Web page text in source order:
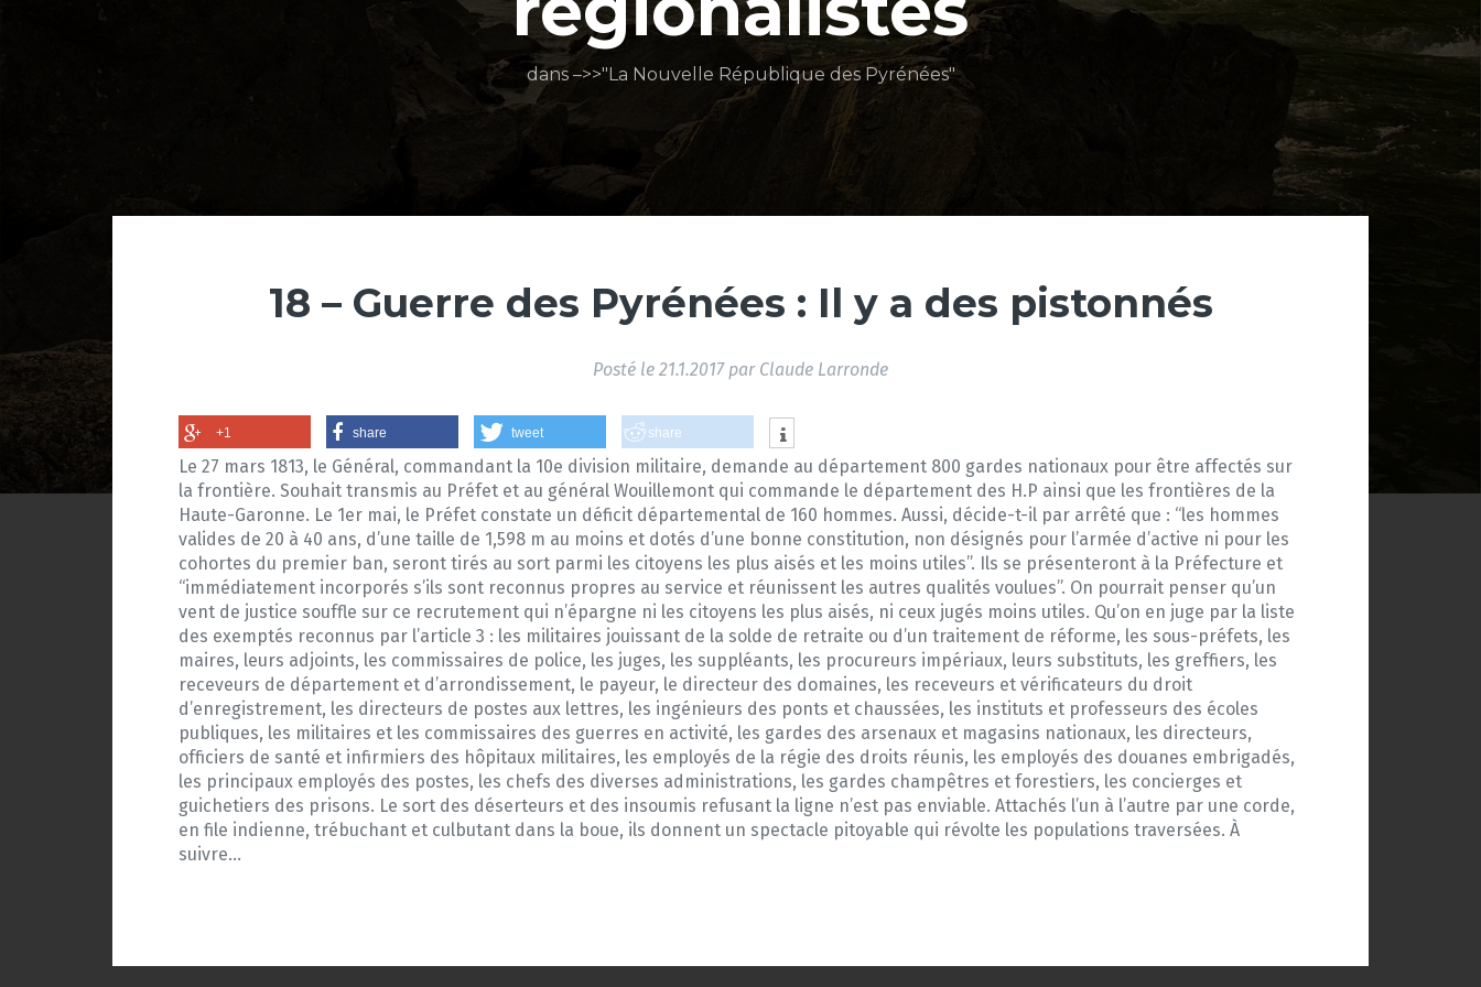
dans –>>"La Nouvelle République des Pyrénées"
18 – Guerre des Pyrénées : Il y a des pistonnés
Posté le 21.1.2017par Claude Larronde
+1 share tweet share
Le 27 mars 1813, le Général, commandant la 10e division militaire, demande au département 800 gardes nationaux pour être affectés sur
la frontière. Souhait transmis au Préfet et au général Wouillemont qui commande le département des H.P ainsi que les frontières de la
Haute-Garonne. Le 1er mai, le Préfet constate un déficit départemental de 160 hommes. Aussi, décide-t-il par arrêté que : “les hommes
valides de 20 à 40 ans, d’une taille de 1,598 m au moins et dotés d’une bonne constitution, non désignés pour l’armée d’active ni pour les
cohortes du premier ban, seront tirés au sort parmi les citoyens les plus aisés et les moins utiles”. Ils se présenteront à la Préfecture et
“immédiatement incorporés s’ils sont reconnus propres au service et réunissent les autres qualités voulues”. On pourrait penser qu’un
vent de justice souffle sur ce recrutement qui n’épargne ni les citoyens les plus aisés, ni ceux jugés moins utiles. Qu’on en juge par la liste
des exemptés reconnus par l’article 3 : les militaires jouissant de la solde de retraite ou d’un traitement de réforme, les sous-préfets, les
maires, leurs adjoints, les commissaires de police, les juges, les suppléants, les procureurs impériaux, leurs substituts, les greffiers, les
receveurs de département et d’arrondissement, le payeur, le directeur des domaines, les receveurs et vérificateurs du droit
d’enregistrement, les directeurs de postes aux lettres, les ingénieurs des ponts et chaussées, les instituts et professeurs des écoles
publiques, les militaires et les commissaires des guerres en activité, les gardes des arsenaux et magasins nationaux, les directeurs,
officiers de santé et infirmiers des hôpitaux militaires, les employés de la régie des droits réunis, les employés des douanes embrigadés,
les principaux employés des postes, les chefs des diverses administrations, les gardes champêtres et forestiers, les concierges et
guichetiers des prisons. Le sort des déserteurs et des insoumis refusant la ligne n’est pas enviable. Attachés l’un à l’autre par une corde,
en file indienne, trébuchant et culbutant dans la boue, ils donnent un spectacle pitoyable qui révolte les populations traversées. À
suivre…